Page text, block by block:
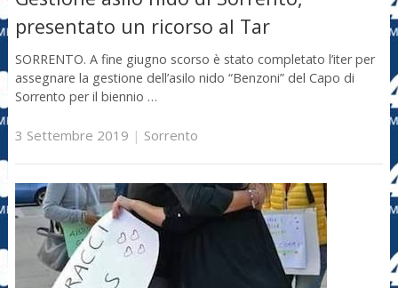
presentato un ricorso al Tar
SORRENTO. A fine giugno scorso è stato completato l’iter per
assegnare la gestione dell’asilo nido “Benzoni” del Capo di
Sorrento per il biennio …
3 Settembre 2019 | Sorrento